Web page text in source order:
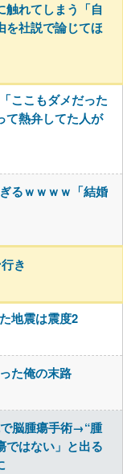
触れてしまう「自
を社説で論じてほ
ここもダメだった
て熱弁してた人が
るｗｗｗｗ「結婚
き
地震は震度2
た俺の末路
で脳腫瘍手術→“腫
はない」と出る